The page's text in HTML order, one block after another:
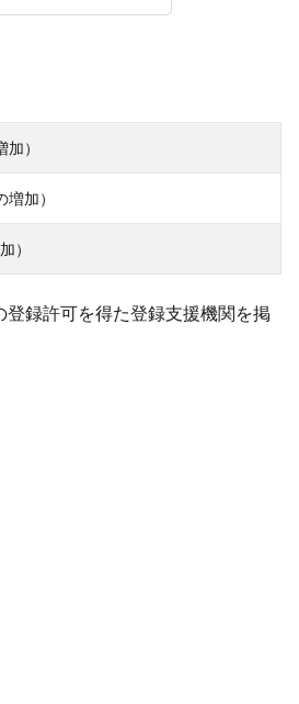
）
加）
）
録許可を得た登録支援機関を掲